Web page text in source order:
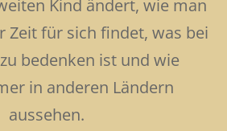
Kind ändert, wie man
Zeit für sich findet, was bei
bedenken ist und wie
in anderen Ländern
aussehen.